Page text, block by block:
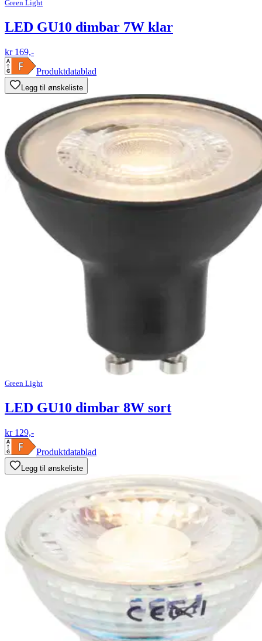
Green Light
LED GU10 dimbar 7W klar
kr 169,-
Produktdatablad
Legg til ønskeliste
Green Light
LED GU10 dimbar 8W sort
kr 129,-
Produktdatablad
Legg til ønskeliste